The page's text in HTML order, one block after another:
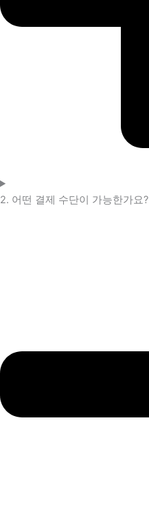
2. 어떤 결제 수단이 가능한가요?